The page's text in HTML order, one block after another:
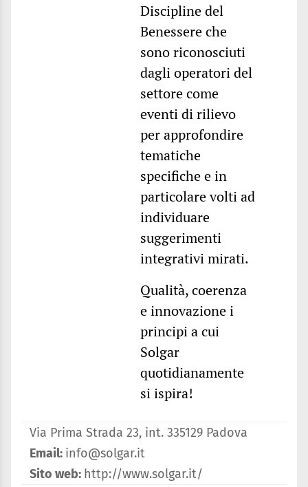
Discipline del
Benessere che
sono riconosciuti
dagli operatori del
settore come
eventi di rilievo
per approfondire
tematiche
specifiche e in
particolare volti ad
individuare
suggerimenti
integrativi mirati.
Qualità, coerenza
e innovazione i
principi a cui
Solgar
quotidianamente
si ispira!
Via Prima Strada 23, int. 335129 Padova
Email: info@solgar.it
Sito web: http://www.solgar.it/